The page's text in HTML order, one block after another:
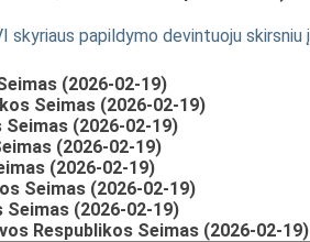
skyriaus papildymo devintuoju
(2026-02-19)
Seimas (2026-02-19)
Seimas (2026-02-19)
(2026-02-19)
(2026-02-19)
Seimas (2026-02-19)
Seimas (2026-02-19)
Respublikos Seimas (2026-02-19)